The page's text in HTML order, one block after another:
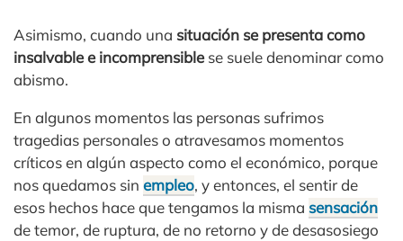
Asimismo, cuando una situación se presenta como
insalvable e incomprensiblese suele denominar como
abismo.
En algunos momentos las personas sufrimos
tragedias personales o atravesamos momentos
críticos en algún aspecto como el económico, porque
nos quedamos sin empleo, y entonces, el sentir de
esos hechos hace que tengamos la misma sensación
de temor, de ruptura, de no retorno y de desasosiego